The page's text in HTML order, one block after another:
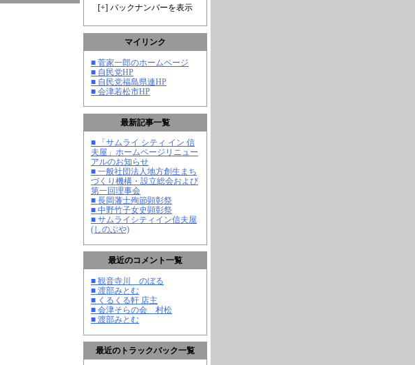
[+] バックナンバーを表示
マイリンク
■ 菅家一郎のホームページ
■ 自民党HP
■ 自民党福島県連HP
■ 会津若松市HP
最新記事一覧
■ 「サムライ シティ イン 信
夫屋」ホームページリニュー
アルのお知らせ
■ 一般社団法人地方創生まち
づくり機構・設立総会および
第一回理事会
■ 長岡藩士殉節顕彰祭
■ 中野竹子女史顕彰祭
■ サムライシティイン信夫屋
(しのぶや)
最近のコメント一覧
■ 観音寺川 のぼる
■ 渡部みとむ
■ くるくる軒 店主
■ 会津そらの会 村松
■ 渡部みとむ
最近のトラックバック一覧